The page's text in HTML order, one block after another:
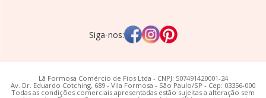
Siga-nos:
Lã Formosa Comércio de Fios Ltda - CNPJ: 507491420001-24
Av. Dr. Eduardo Cotching, 689 - Vila Formosa - São Paulo/SP - Cep: 03356-000
Todas as condições comerciais apresentadas estão sujeitas a alteração sem